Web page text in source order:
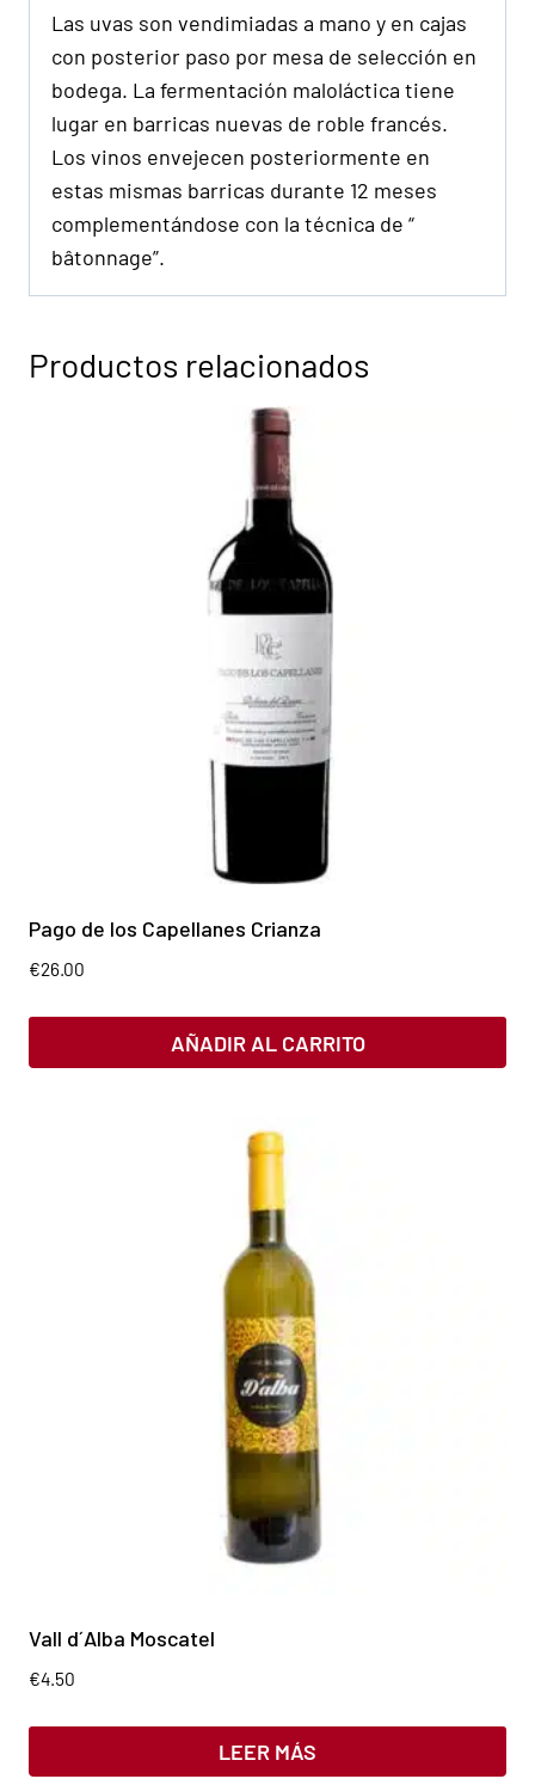
Las uvas son vendimiadas a mano y en cajas
con posterior paso por mesa de selección en
bodega. La fermentación maloláctica tiene
lugar en barricas nuevas de roble francés.
Los vinos envejecen posteriormente en
estas mismas barricas durante 12 meses
complementándose con la técnica de “
bâtonnage”.
Productos relacionados
Pago de los Capellanes Crianza
€26.00
AÑADIR AL CARRITO
Vall d´Alba Moscatel
€4.50
LEER MÁS